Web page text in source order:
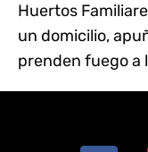
Huertos
un domicilio,
prenden fuego a